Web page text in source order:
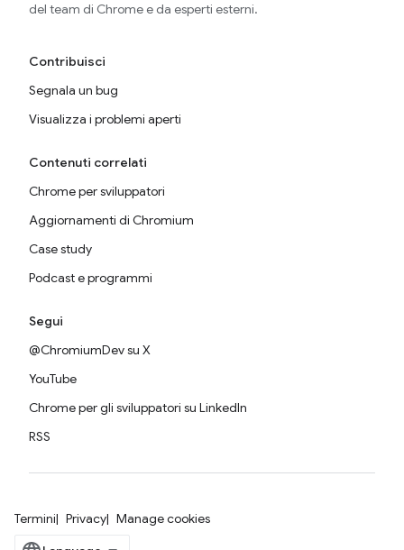
del team di Chrome e da esperti esterni.
Contribuisci
Segnala un bug
Visualizza i problemi aperti
Contenuti correlati
Chrome per sviluppatori
Aggiornamenti di Chromium
Case study
Podcast e programmi
Segui
@ChromiumDev su X
YouTube
Chrome per gli sviluppatori su LinkedIn
RSS
Termini Privacy Manage cookies